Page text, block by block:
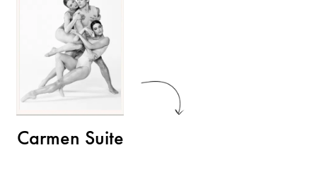
Carmen Suite